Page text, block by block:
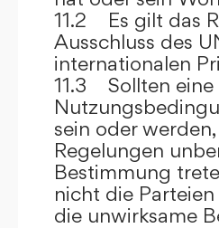
11.2 Es gilt das
Ausschluss des
internationalen
11.3 Sollten eine
sein oder
Regelungen
Bestimmung
nicht die
die unwirksame